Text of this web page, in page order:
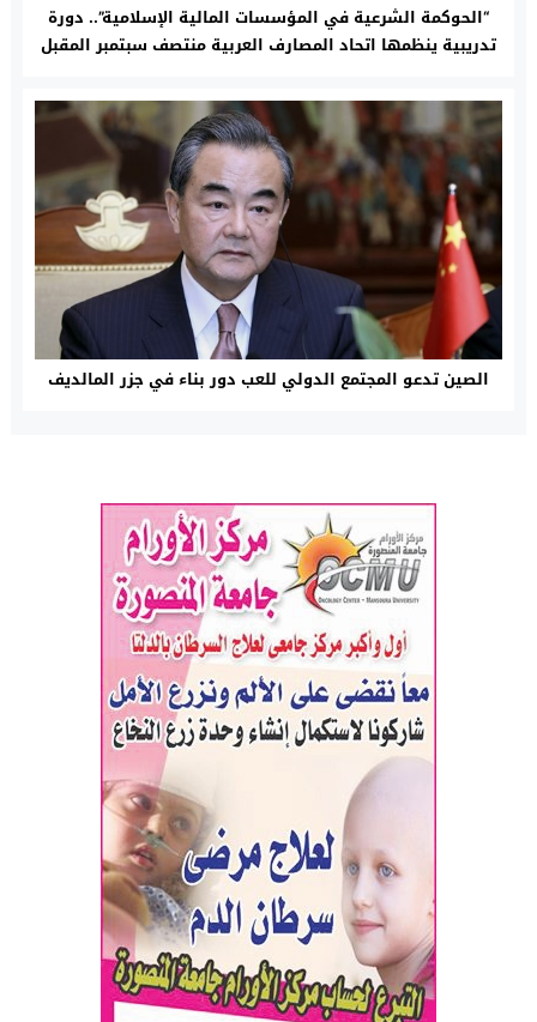
“الحوكمة الشرعية في المؤسسات المالية الإسلامية”.. دورة
تدريبية ينظمها اتحاد المصارف العربية منتصف سبتمبر المقبل
الصين تدعو المجتمع الدولي للعب دور بناء في جزر المالديف